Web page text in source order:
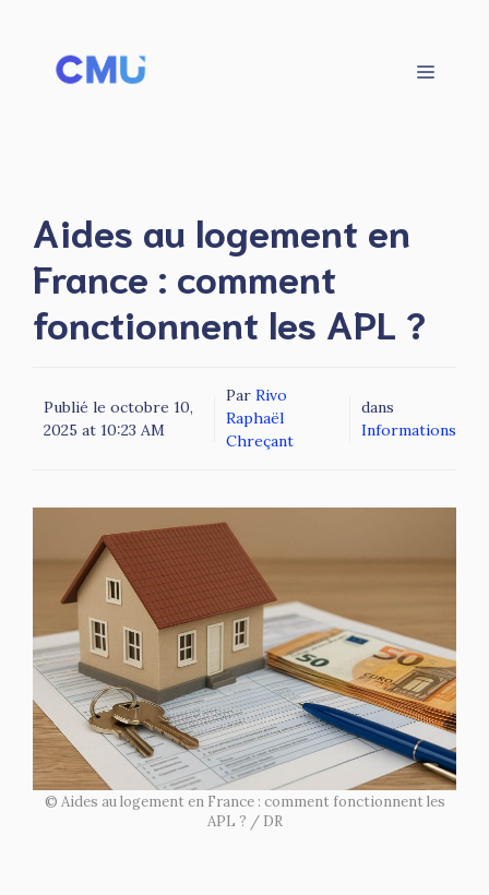
contenu
Menu
Aides au logement en
France : comment
fonctionnent les APL ?
Publié le octobre 10,
2025 at 10:23 AM
Par Rivo
Raphaël
Chreçant
dans
Informations
© Aides au logement en France : comment fonctionnent les
APL ? / DR